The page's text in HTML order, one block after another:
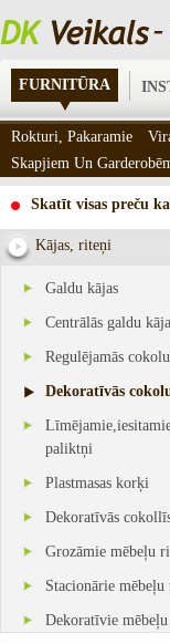
FURNITŪRA
Skatīt visas preču
Kājas, riteņi
Galdu kājas
Centrālās galdu
Regulējamās
Dekoratīvās
paliktņi
Plastmasas korķi
Dekoratīvās
Grozāmie mēbeļu
Stacionārie
Dekoratīvie
Rokturi, Pakaramie
Skapjiem Un